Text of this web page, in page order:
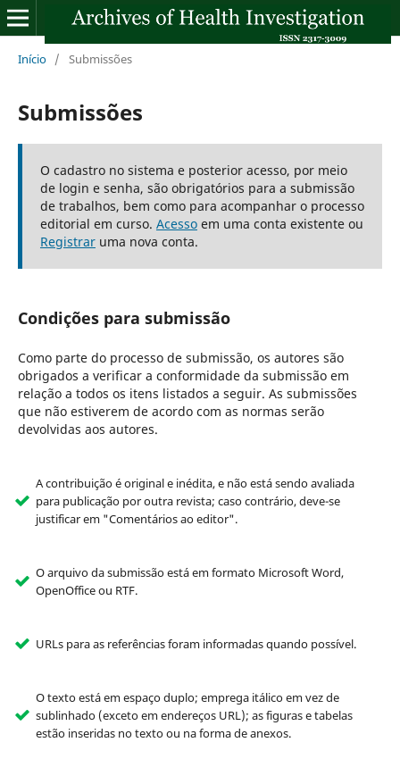
Início / Submissões
Submissões
O cadastro no sistema e posterior acesso, por meio
de login e senha, são obrigatórios para a submissão
de trabalhos, bem como para acompanhar o processo
editorial em curso. Acessoem uma conta existente ou
Registraruma nova conta.
Condições para submissão
Como parte do processo de submissão, os autores são
obrigados a verificar a conformidade da submissão em
relação a todos os itens listados a seguir. As submissões
que não estiverem de acordo com as normas serão
devolvidas aos autores.
A contribuição é original e inédita, e não está sendo avaliada
para publicação por outra revista; caso contrário, deve-se
justificar em "Comentários ao editor".
O arquivo da submissão está em formato Microsoft Word,
OpenOffice ou RTF.
URLs para as referências foram informadas quando possível.
O texto está em espaço duplo; emprega itálico em vez de
sublinhado (exceto em endereços URL); as figuras e tabelas
estão inseridas no texto ou na forma de anexos.